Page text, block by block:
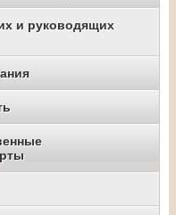
и руководящих